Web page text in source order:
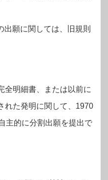
出願に関しては、旧規則
全明細書、または以前に
れた発明に関して、1970
主的に分割出願を提出で